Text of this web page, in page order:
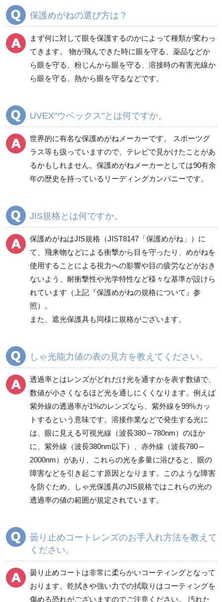
保護めがねの選び方は？
まず何に対して眼を保護するのかによって種類が変わっ
てきます。 物が飛んできた時に眼を守る、薬品などか
ら眼を守る、粉じんから眼を守る、溶接時の有害光線か
ら眼を守る、熱から眼を守るなどです。
UVEX"ウベックス"とは何ですか。
世界的に有名な保護めがねメーカーです。 スポーツグ
ラス等も扱っていますので、テレビで見かけたことがあ
るかもしれません。保護めがねメーカーとしては90有余
年の歴史を持っているリーディングカンパニーです。
JIS規格とは何ですか。
保護めがねはJIS規格（JIST8147「保護めがね」）に
て、飛来物などによる衝撃から目を守ったり、めがねを
使用することによる視力への影響や目の疲労などがおき
ないよう、耐衝撃性や光学特性など様々な基準が設けら
れています（上記『保護めがねの規格について』参
照）。
また、遮光保護具も同様に規格がございます。
しゃ光能力値の表の見方を教えてください。
透過率とはレンズがどれだけ光を通すかを表す数値で、
数値が小さくなるほど光を通しにくくなります。例えば
紫外線の透過率が1%のレンズなら、紫外線を99%カッ
トするという意味です。溶接作業などで発生する光に
は、眼に見える可視光線（波長380～780nm）のほか
に、紫外線（波長380nm以下）、赤外線（波長780～
2000nm）があり、これらの光を多量に浴びると、眼の
障害などを引き起こす原因となります。このような障害
を防ぐため、しゃ光保護具のJIS規格ではこれらの光の
透過率の値の範囲が規定されています。
曇り止めコートレンズのお手入れ方法を教えて
ください。
曇り止めコートは非常に柔らかいコーティングとなって
おります。乾拭きや強い力での拭取りはコーティングを
傷める恐れがございますのでご注意ください。 汚れた